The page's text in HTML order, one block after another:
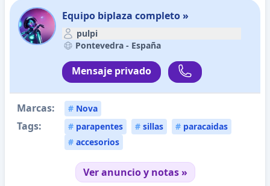
Equipo biplaza completo »
pulpi
Pontevedra - España
Mensaje privado
Marcas: # Nova
Tags: # parapentes # sillas # paracaidas
# accesorios
Ver anuncio y notas »